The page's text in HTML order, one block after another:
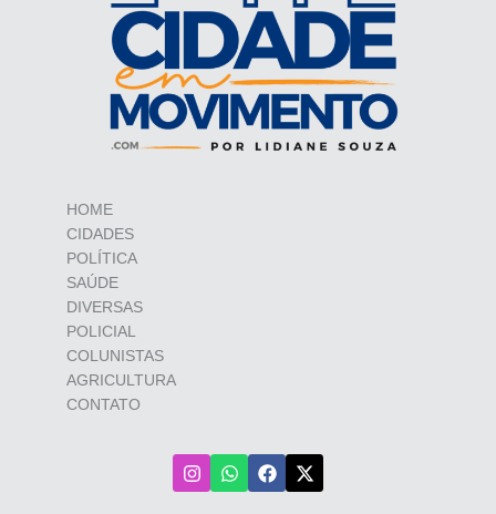
HOME
CIDADES
POLÍTICA
SAÚDE
DIVERSAS
POLICIAL
COLUNISTAS
AGRICULTURA
CONTATO